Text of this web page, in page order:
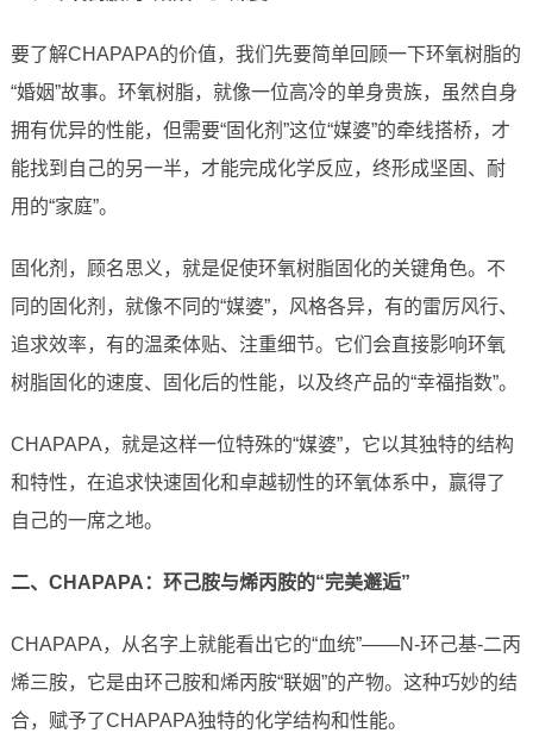
要了解CHAPAPA的价值，我们先要简单回顾一下环氧树脂的
“婚姻”故事。环氧树脂，就像一位高冷的单身贵族，虽然自身
拥有优异的性能，但需要“固化剂”这位“媒婆”的牵线搭桥，才
能找到自己的另一半，才能完成化学反应，终形成坚固、耐
用的“家庭”。
固化剂，顾名思义，就是促使环氧树脂固化的关键角色。不
同的固化剂，就像不同的“媒婆”，风格各异，有的雷厉风行、
追求效率，有的温柔体贴、注重细节。它们会直接影响环氧
树脂固化的速度、固化后的性能，以及终产品的“幸福指数”。
CHAPAPA，就是这样一位特殊的“媒婆”，它以其独特的结构
和特性，在追求快速固化和卓越韧性的环氧体系中，赢得了
自己的一席之地。
二、CHAPAPA：环己胺与烯丙胺的“完美邂逅”
CHAPAPA，从名字上就能看出它的“血统”——N-环己基-二丙
烯三胺，它是由环己胺和烯丙胺“联姻”的产物。这种巧妙的结
合，赋予了CHAPAPA独特的化学结构和性能。